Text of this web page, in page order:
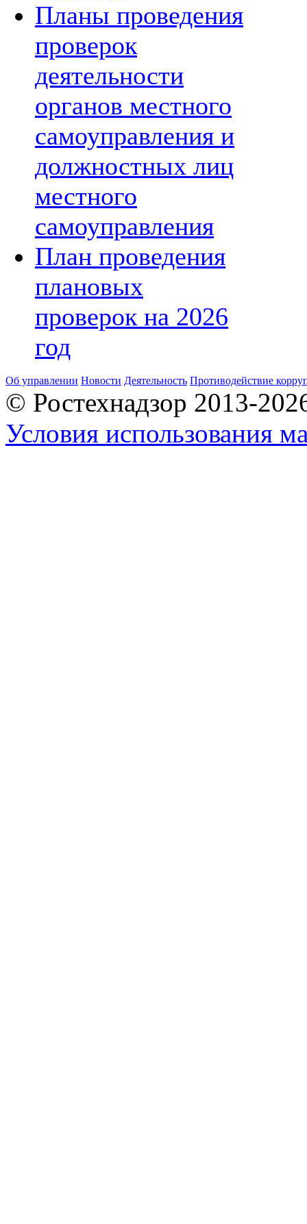
Планы проведения
проверок
деятельности
органов местного
самоуправления и
должностных лиц
местного
самоуправления
План проведения
плановых
проверок на 2026
год
Об управлении Новости Деятельность Противодействие
© Ростехнадзор 2013-
Условия использования